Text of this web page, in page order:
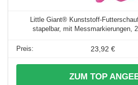
Little Giant® Kunststoff-
stapelbar, mit Messmarkierungen,
23,92 €
ZUM TOP